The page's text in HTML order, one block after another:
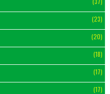
(23)
(20)
(18)
(17)
(17)